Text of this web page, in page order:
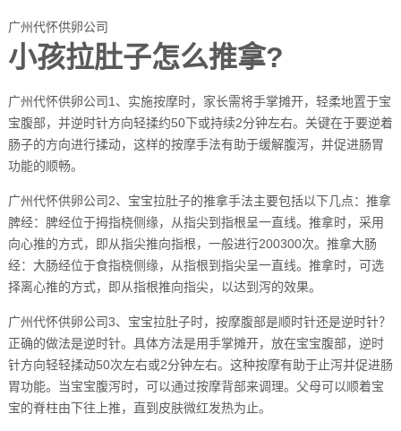
广州代怀供卵公司
小孩拉肚子怎么推拿?
广州代怀供卵公司1、实施按摩时，家长需将手掌摊开，轻柔地置于宝
宝腹部，并逆时针方向轻揉约50下或持续2分钟左右。关键在于要逆着
肠子的方向进行揉动，这样的按摩手法有助于缓解腹泻，并促进肠胃
功能的顺畅。
广州代怀供卵公司2、宝宝拉肚子的推拿手法主要包括以下几点：推拿
脾经：脾经位于拇指桡侧缘，从指尖到指根呈一直线。推拿时，采用
向心推的方式，即从指尖推向指根，一般进行200300次。推拿大肠
经：大肠经位于食指桡侧缘，从指根到指尖呈一直线。推拿时，可选
择离心推的方式，即从指根推向指尖，以达到泻的效果。
广州代怀供卵公司3、宝宝拉肚子时，按摩腹部是顺时针还是逆时针？
正确的做法是逆时针。具体方法是用手掌摊开，放在宝宝腹部，逆时
针方向轻轻揉动50次左右或2分钟左右。这种按摩有助于止泻并促进肠
胃功能。当宝宝腹泻时，可以通过按摩背部来调理。父母可以顺着宝
宝的脊柱由下往上推，直到皮肤微红发热为止。